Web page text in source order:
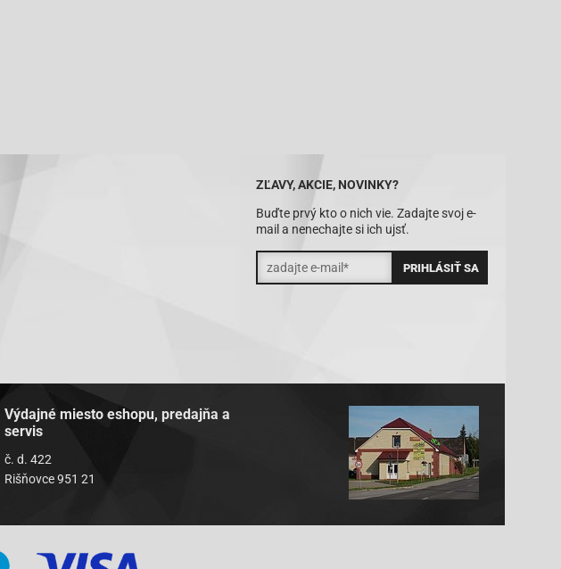
ZĽAVY, AKCIE, NOVINKY?
Buďte prvý kto o nich vie. Zadajte svoj e-
mail a nenechajte si ich ujsť.
Výdajné miesto eshopu, predajňa a
servis
č. d. 422
Rišňovce 951 21